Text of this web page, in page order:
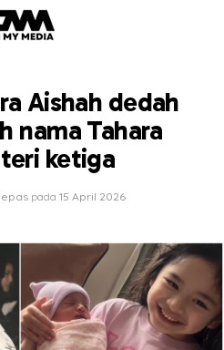
Aishah dedah
nama Tahara
ketiga
pada 15 April 2026